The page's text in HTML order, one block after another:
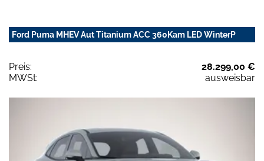
Ford Puma MHEV Aut Titanium ACC 360Kam LED WinterP
Preis:
28.299,00 €
MWSt:
ausweisbar